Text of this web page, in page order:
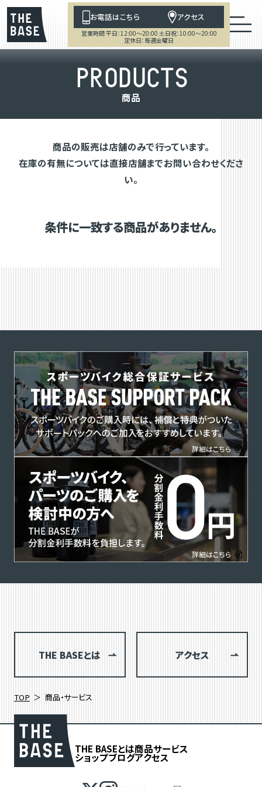
お電話はこちら アクセス
営業時間 平日：12:00～20:00 土日祝：10:00～20:00
定休日：毎週金曜日
PRODUCTS
商品
商品の販売は店舗のみで行っています。
在庫の有無については直接店舗までお問い合わせくださ
い。
条件に一致する商品がありません。
THE BASEとは アクセス
TOP 商品・サービス
THE BASEとは商品サービス
ショップブログアクセス